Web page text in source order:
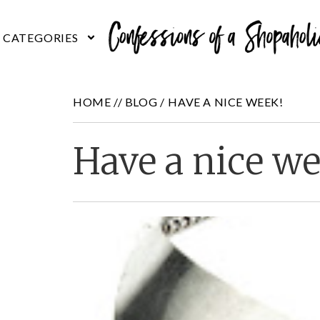
HOME // BLOG / HAVE A NICE WEEK!
Have a nice